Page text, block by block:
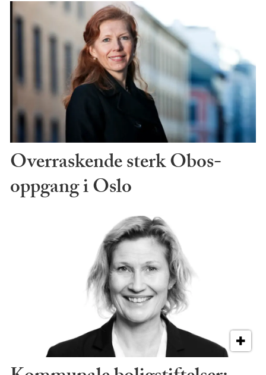
Overraskende sterk Obos-
oppgang i Oslo